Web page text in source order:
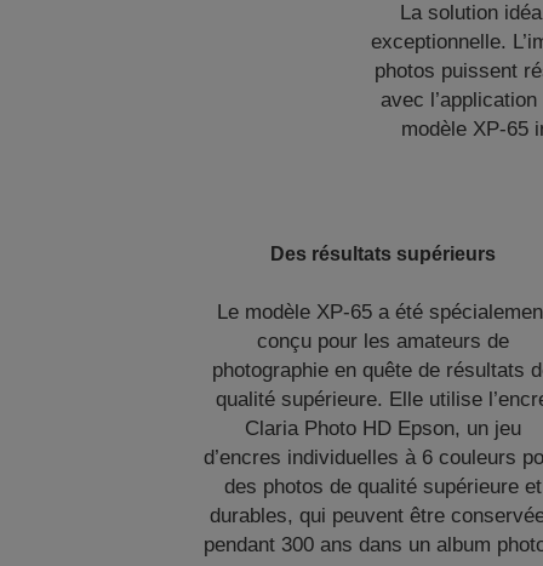
La solution
exceptionnelle.
photos puissent
avec
modèle XP-65
Des résultats supérieurs
Le modèle XP-65 a été
conçu pour les amateurs de
photographie en quête de résultats
qualité supérieure. Elle utilise
Claria Photo HD Epson, un jeu
d’encres individuelles à 6 couleurs
des photos de qualité supérieure et
durables, qui peuvent être
pendant 300 ans dans un album